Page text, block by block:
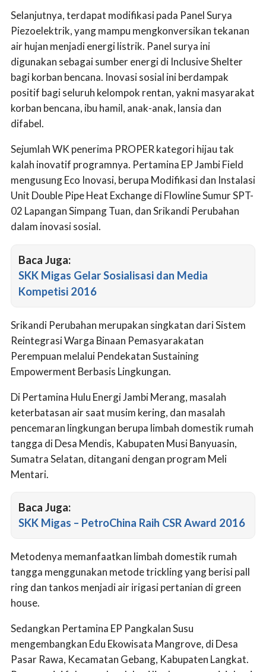
Selanjutnya, terdapat modifikasi pada Panel Surya
Piezoelektrik, yang mampu mengkonversikan tekanan
air hujan menjadi energi listrik. Panel surya ini
digunakan sebagai sumber energi di Inclusive Shelter
bagi korban bencana. Inovasi sosial ini berdampak
positif bagi seluruh kelompok rentan, yakni masyarakat
korban bencana, ibu hamil, anak-anak, lansia dan
difabel.
Sejumlah WK penerima PROPER kategori hijau tak
kalah inovatif programnya. Pertamina EP Jambi Field
mengusung Eco Inovasi, berupa Modifikasi dan Instalasi
Unit Double Pipe Heat Exchange di Flowline Sumur SPT-
02 Lapangan Simpang Tuan, dan Srikandi Perubahan
dalam inovasi sosial.
Baca Juga:
SKK Migas Gelar Sosialisasi dan Media
Kompetisi 2016
Srikandi Perubahan merupakan singkatan dari Sistem
Reintegrasi Warga Binaan Pemasyarakatan
Perempuan melalui Pendekatan Sustaining
Empowerment Berbasis Lingkungan.
Di Pertamina Hulu Energi Jambi Merang, masalah
keterbatasan air saat musim kering, dan masalah
pencemaran lingkungan berupa limbah domestik rumah
tangga di Desa Mendis, Kabupaten Musi Banyuasin,
Sumatra Selatan, ditangani dengan program Meli
Mentari.
Baca Juga:
SKK Migas – PetroChina Raih CSR Award 2016
Metodenya memanfaatkan limbah domestik rumah
tangga menggunakan metode trickling yang berisi pall
ring dan tankos menjadi air irigasi pertanian di green
house.
Sedangkan Pertamina EP Pangkalan Susu
mengembangkan Edu Ekowisata Mangrove, di Desa
Pasar Rawa, Kecamatan Gebang, Kabupaten Langkat.